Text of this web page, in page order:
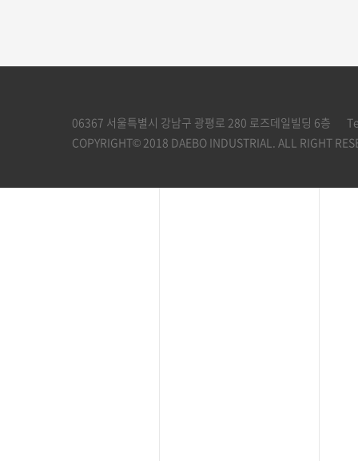
06367 서울특별시 강남구 광평로 280 로즈데일빌딩 6층
COPYRIGHT© 2018 DAEBO INDUSTRIAL. ALL RIGHT